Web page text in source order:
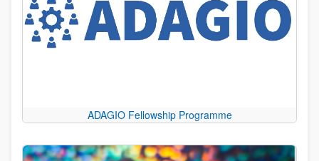
ADAGIO Fellowship Programme